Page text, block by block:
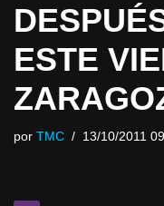
ESTE
por TMC 13/10/2011